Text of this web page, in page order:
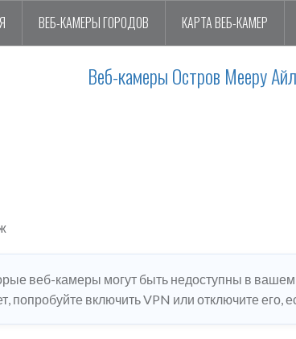
ВЕБ-КАМЕРЫ ГОРОДОВ КАРТА ВЕБ-КАМЕР
Веб-камеры Остров Мееру
веб-камеры могут быть недоступны в
попробуйте включить VPN или отключите его,